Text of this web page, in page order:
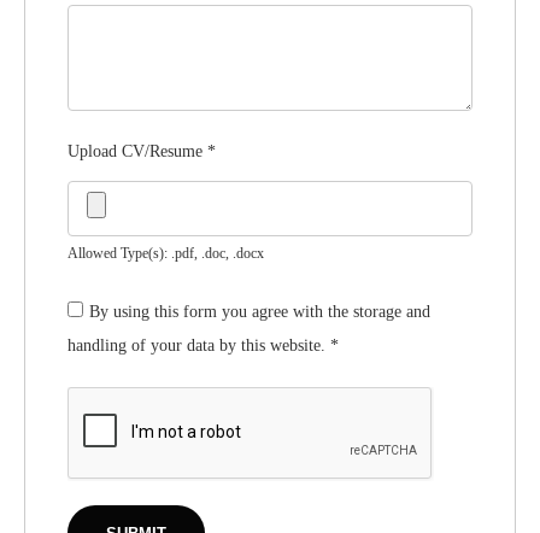
Upload CV/Resume *
Allowed Type(s): .pdf, .doc, .docx
By using this form you agree with the storage and
handling of your data by this website. *